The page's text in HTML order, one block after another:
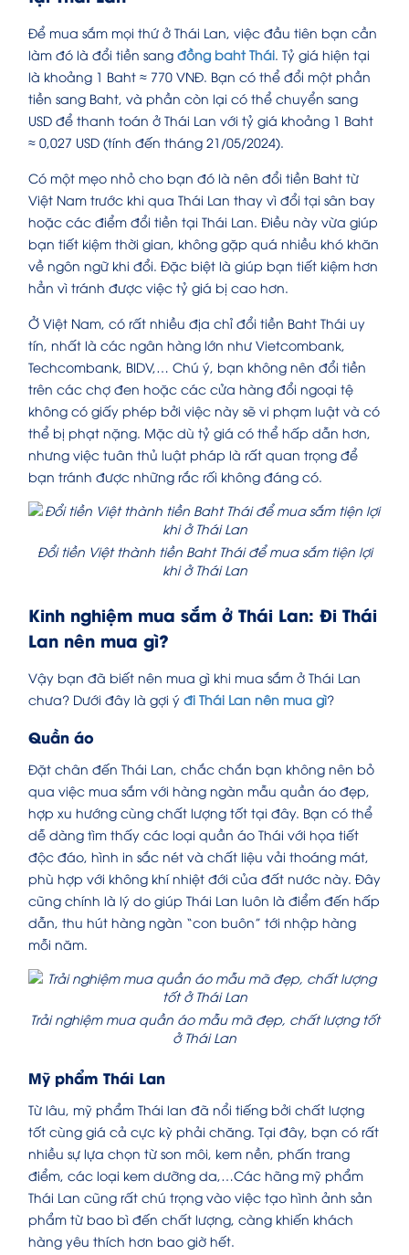
Để mua sắm mọi thứ ở Thái Lan, việc đầu tiên bạn cần
làm đó là đổi tiền sang đồng baht Thái. Tỷ giá hiện tại
là khoảng 1 Baht ≈ 770 VNĐ. Bạn có thể đổi một phần
tiền sang Baht, và phần còn lại có thể chuyển sang
USD để thanh toán ở Thái Lan với tỷ giá khoảng 1 Baht
≈ 0,027 USD (tính đến tháng 21/05/2024).
Có một mẹo nhỏ cho bạn đó là nên đổi tiền Baht từ
Việt Nam trước khi qua Thái Lan thay vì đổi tại sân bay
hoặc các điểm đổi tiền tại Thái Lan. Điều này vừa giúp
bạn tiết kiệm thời gian, không gặp quá nhiều khó khăn
về ngôn ngữ khi đổi. Đặc biệt là giúp bạn tiết kiệm hơn
hẳn vì tránh được việc tỷ giá bị cao hơn.
Ở Việt Nam, có rất nhiều địa chỉ đổi tiền Baht Thái uy
tín, nhất là các ngân hàng lớn như Vietcombank,
Techcombank, BIDV,… Chú ý, bạn không nên đổi tiền
trên các chợ đen hoặc các cửa hàng đổi ngoại tệ
không có giấy phép bởi việc này sẽ vi phạm luật và có
thể bị phạt nặng. Mặc dù tỷ giá có thể hấp dẫn hơn,
nhưng việc tuân thủ luật pháp là rất quan trọng để
bạn tránh được những rắc rối không đáng có.
Đổi tiền Việt thành tiền Baht Thái để mua sắm tiện lợi
khi ở Thái Lan
Kinh nghiệm mua sắm ở Thái Lan: Đi Thái
Lan nên mua gì?
Vậy bạn đã biết nên mua gì khi mua sắm ở Thái Lan
chưa? Dưới đây là gợi ý đi Thái Lan nên mua gì?
Quần áo
Đặt chân đến Thái Lan, chắc chắn bạn không nên bỏ
qua việc mua sắm với hàng ngàn mẫu quần áo đẹp,
hợp xu hướng cùng chất lượng tốt tại đây. Bạn có thể
dễ dàng tìm thấy các loại quần áo Thái với họa tiết
độc đáo, hình in sắc nét và chất liệu vải thoáng mát,
phù hợp với không khí nhiệt đới của đất nước này. Đây
cũng chính là lý do giúp Thái Lan luôn là điểm đến hấp
dẫn, thu hút hàng ngàn “con buôn” tới nhập hàng
mỗi năm.
Trải nghiệm mua quần áo mẫu mã đẹp, chất lượng tốt
ở Thái Lan
Mỹ phẩm Thái Lan
Từ lâu, mỹ phẩm Thái lan đã nổi tiếng bởi chất lượng
tốt cùng giá cả cực kỳ phải chăng. Tại đây, bạn có rất
nhiều sự lựa chọn từ son môi, kem nền, phấn trang
điểm, các loại kem dưỡng da,…Các hãng mỹ phẩm
Thái Lan cũng rất chú trọng vào việc tạo hình ảnh sản
phẩm từ bao bì đến chất lượng, càng khiến khách
hàng yêu thích hơn bao giờ hết.